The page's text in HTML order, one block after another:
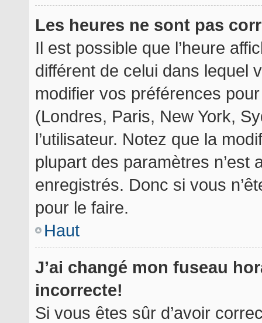
Les heures ne sont pas
Il est possible que l’heure
différent de celui dans lequel
modifier vos préférences
(Londres, Paris, New York,
l’utilisateur. Notez que la
plupart des paramètres n’est
enregistrés. Donc si vous
pour le faire.
Haut
J’ai changé mon fuseau
incorrecte!
Si vous êtes sûr d’avoir